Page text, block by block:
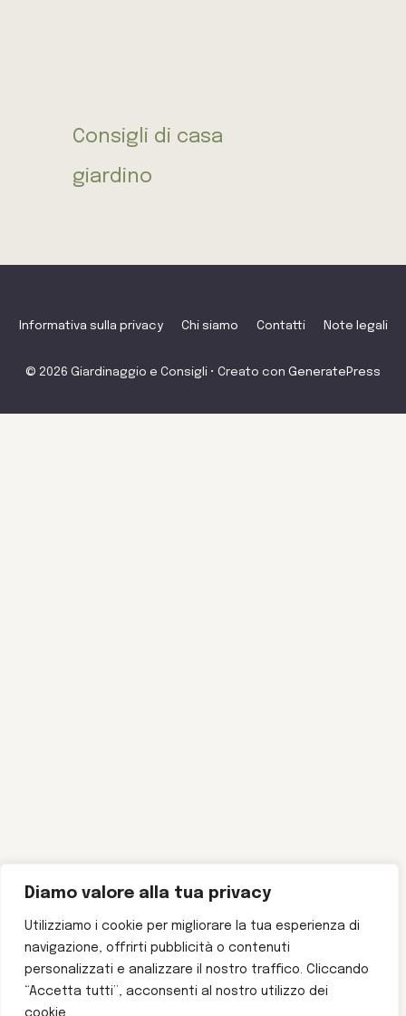
Diamo valore alla tua privacy
Utilizziamo i cookie per migliorare la tua esperienza di
navigazione, offrirti pubblicità o contenuti
personalizzati e analizzare il nostro traffico. Cliccando
“Accetta tutti”, acconsenti al nostro utilizzo dei
cookie.
Consigli di casa
giardino
Informativa sulla privacy Chi siamo Contatti Note legali
© 2026 Giardinaggio e Consigli • Creato con GeneratePress